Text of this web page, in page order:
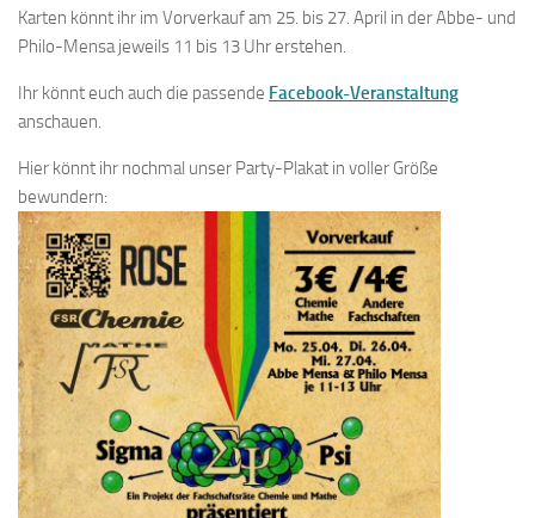
Karten könnt ihr im Vorverkauf am 25. bis 27. April in der Abbe- und
Philo-Mensa jeweils 11 bis 13 Uhr erstehen.
Ihr könnt euch auch die passende Facebook-Veranstaltung
anschauen.
Hier könnt ihr nochmal unser Party-Plakat in voller Größe
bewundern: